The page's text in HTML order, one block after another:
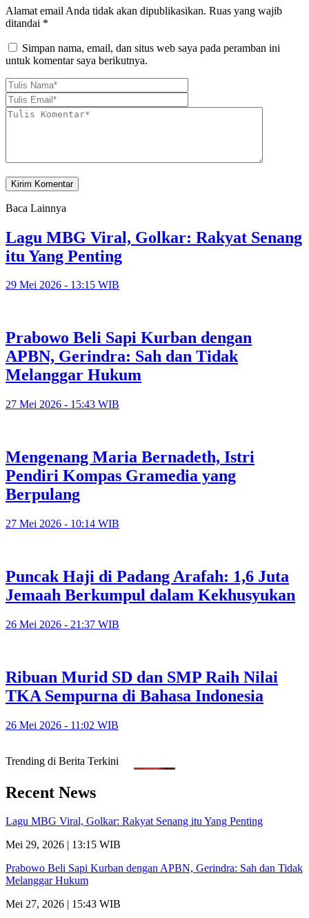
Alamat email Anda tidak akan dipublikasikan. Ruas yang wajib
ditandai *
Simpan nama, email, dan situs web saya pada peramban ini
untuk komentar saya berikutnya.
Baca Lainnya
Lagu MBG Viral, Golkar: Rakyat Senang
itu Yang Penting
29 Mei 2026 - 13:15 WIB
Prabowo Beli Sapi Kurban dengan
APBN, Gerindra: Sah dan Tidak
Melanggar Hukum
27 Mei 2026 - 15:43 WIB
Mengenang Maria Bernadeth, Istri
Pendiri Kompas Gramedia yang
Berpulang
27 Mei 2026 - 10:14 WIB
Puncak Haji di Padang Arafah: 1,6 Juta
Jemaah Berkumpul dalam Kekhusyukan
26 Mei 2026 - 21:37 WIB
Ribuan Murid SD dan SMP Raih Nilai
TKA Sempurna di Bahasa Indonesia
26 Mei 2026 - 11:02 WIB
Trending di Berita Terkini
Recent News
Lagu MBG Viral, Golkar: Rakyat Senang itu Yang Penting
Mei 29, 2026 | 13:15 WIB
Prabowo Beli Sapi Kurban dengan APBN, Gerindra: Sah dan Tidak
Melanggar Hukum
Mei 27, 2026 | 15:43 WIB